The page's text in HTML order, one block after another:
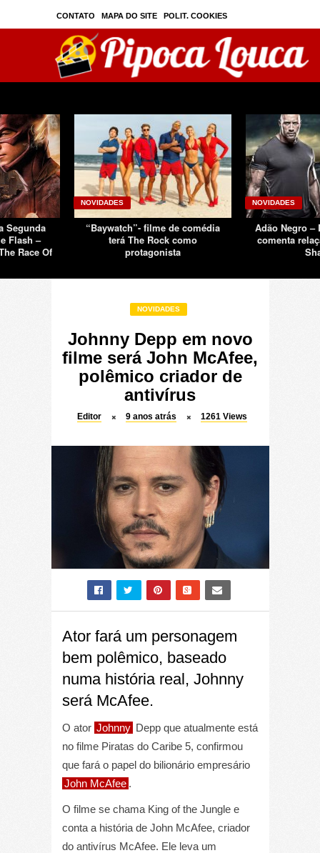
CONTATO MAPA DO SITE POLIT. COOKIES
PRIVAC./SEGURANÇA
Segunda
Flash –
Race Of
NOVIDADES
“Baywatch”- filme de comédia
terá The Rock como
protagonista
NOVIDADES
Adão Negro –
comenta
NOVIDADES
Johnny Depp em novo
filme será John McAfee,
polêmico criador de
antivírus
Editor 9 anos atrás 1261 Views
Ator fará um personagem
bem polêmico, baseado
numa história real, Johnny
será McAfee.
O ator Johnny Depp que atualmente está
no filme Piratas do Caribe 5, confirmou
que fará o papel do bilionário empresário
John McAfee .
O filme se chama King of the Jungle e
conta a história de John McAfee, criador
do antivírus McAfee. Ele leva um